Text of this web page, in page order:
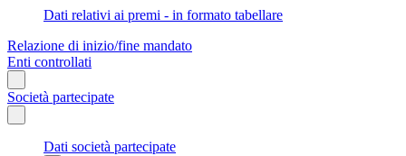
Dati relativi ai premi - in formato tabellare
Relazione di inizio/fine mandato
Enti controllati
Società partecipate
Dati società partecipate